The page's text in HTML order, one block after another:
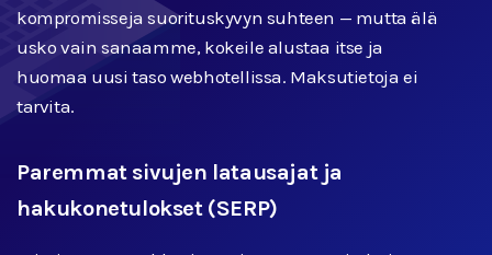
kompromisseja suorituskyvyn suhteen — mutta älä
usko vain sanaamme, kokeile alustaa itse ja
huomaa uusi taso webhotellissa. Maksutietoja ei
tarvita.
Paremmat sivujen latausajat ja
hakukonetulokset (SERP)